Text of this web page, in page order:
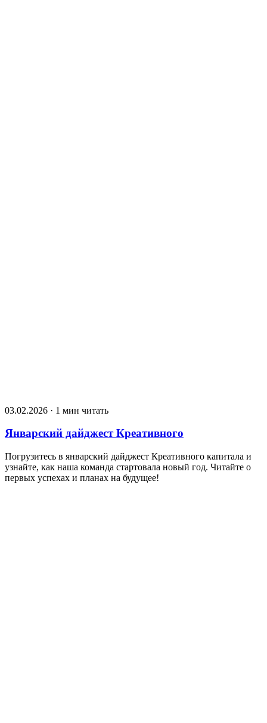
03.02.2026 · 1 мин читать
Январский дайджест Креативного
Погрузитесь в январский дайджест Креативного капитала и
узнайте, как наша команда стартовала новый год. Читайте о
первых успехах и планах на будущее!